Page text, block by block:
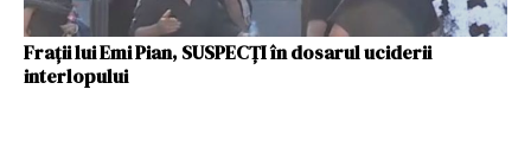
Frații lui Emi Pian, SUSPECȚI în dosarul uciderii
interlopului